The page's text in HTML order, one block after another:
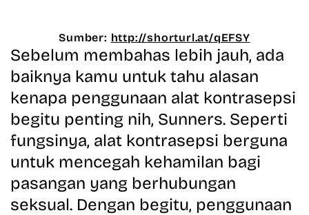
Sumber: http://shorturl.at/qEFSY
Sebelum membahas lebih jauh, ada
baiknya kamu untuk tahu alasan
kenapa penggunaan alat kontrasepsi
begitu penting nih, Sunners. Seperti
fungsinya, alat kontrasepsi berguna
untuk mencegah kehamilan bagi
pasangan yang berhubungan
seksual. Dengan begitu, penggunaan